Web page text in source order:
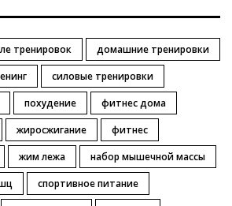
тренировок
домашние тренировки
силовые тренировки
похудение
фитнес дома
жиросжигание
фитнес
жим лежа
набор мышечной массы
спортивное питание